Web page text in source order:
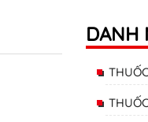
DANH